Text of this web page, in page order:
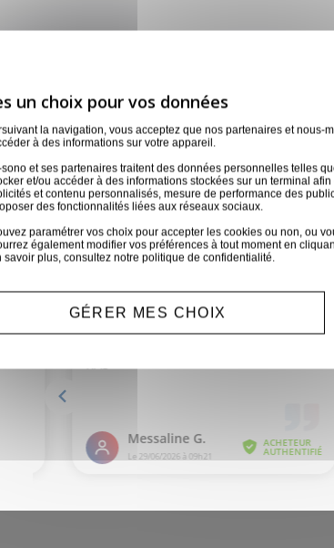
Louez en
Contactez notre équipe
Paiement sécurisé
la navigation, vous acceptez que nos partenaires et
à des informations sur votre appareil.
et ses partenaires traitent des données personnelles telles
et/ou accéder à des informations stockées sur un terminal
et contenu personnalisés, mesure de performance des
des fonctionnalités liées aux réseaux sociaux.
paramétrer vos choix pour accepter les cookies ou non, ou
également modifier vos préférences à tout moment en
savoir plus, consultez notre politique de confidentialité.
GÉRER MES CHOIX